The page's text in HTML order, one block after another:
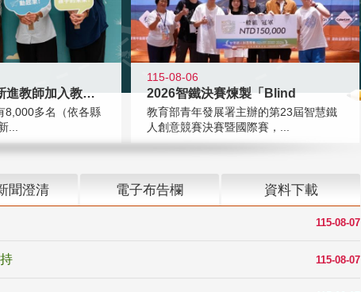
迎接115學年度新進教師加入教育現
8,000多名（依各縣
...
115-08-06
2026智鐵決賽煉製「Blind
教育部青年發展署主辦的第23屆智慧鐵
人創意競賽決賽暨國際賽，...
聞澄清 電子布告欄 資料下載
115-08-07
115-08-07